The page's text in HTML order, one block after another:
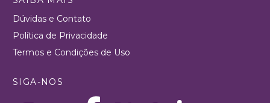
Dúvidas e Contato
Política de Privacidade
Termos e Condições de Uso
SIGA-NOS